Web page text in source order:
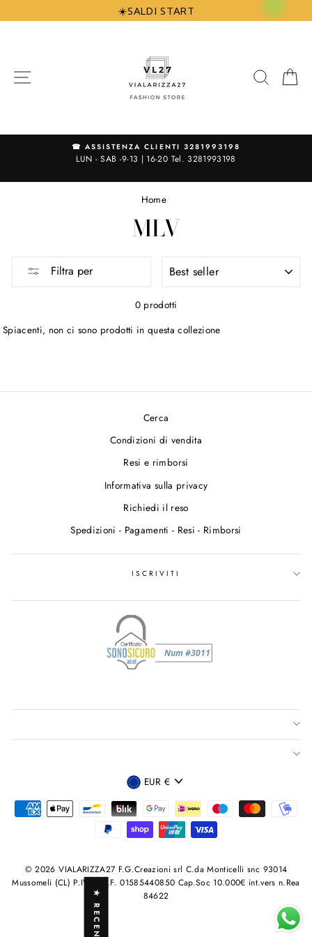
direttamente
☀️SALDI START
☎ ASSISTENZA CLIENTI 3281993198
LUN - SAB -9-13 | 16-20 Tel. 3281993198
Home/
MLV
Filtra per
PER
0 prodotti
Spiacenti, non ci sono prodotti in questa collezione
Cerca
Condizioni di vendita
Resi e rimborsi
Informativa sulla privacy
Richiedi il reso
Spedizioni - Pagamenti - Resi - Rimborsi
ISCRIVITI
VALUTA
EUR €
© 2026 VIALARIZZA27 F.G.Creazioni srl C.da Monticelli snc 93014
Mussomeli (CL) P.IVA /C.F. 01585440850 Cap.Soc 10.000€ int.vers n.Rea
84622